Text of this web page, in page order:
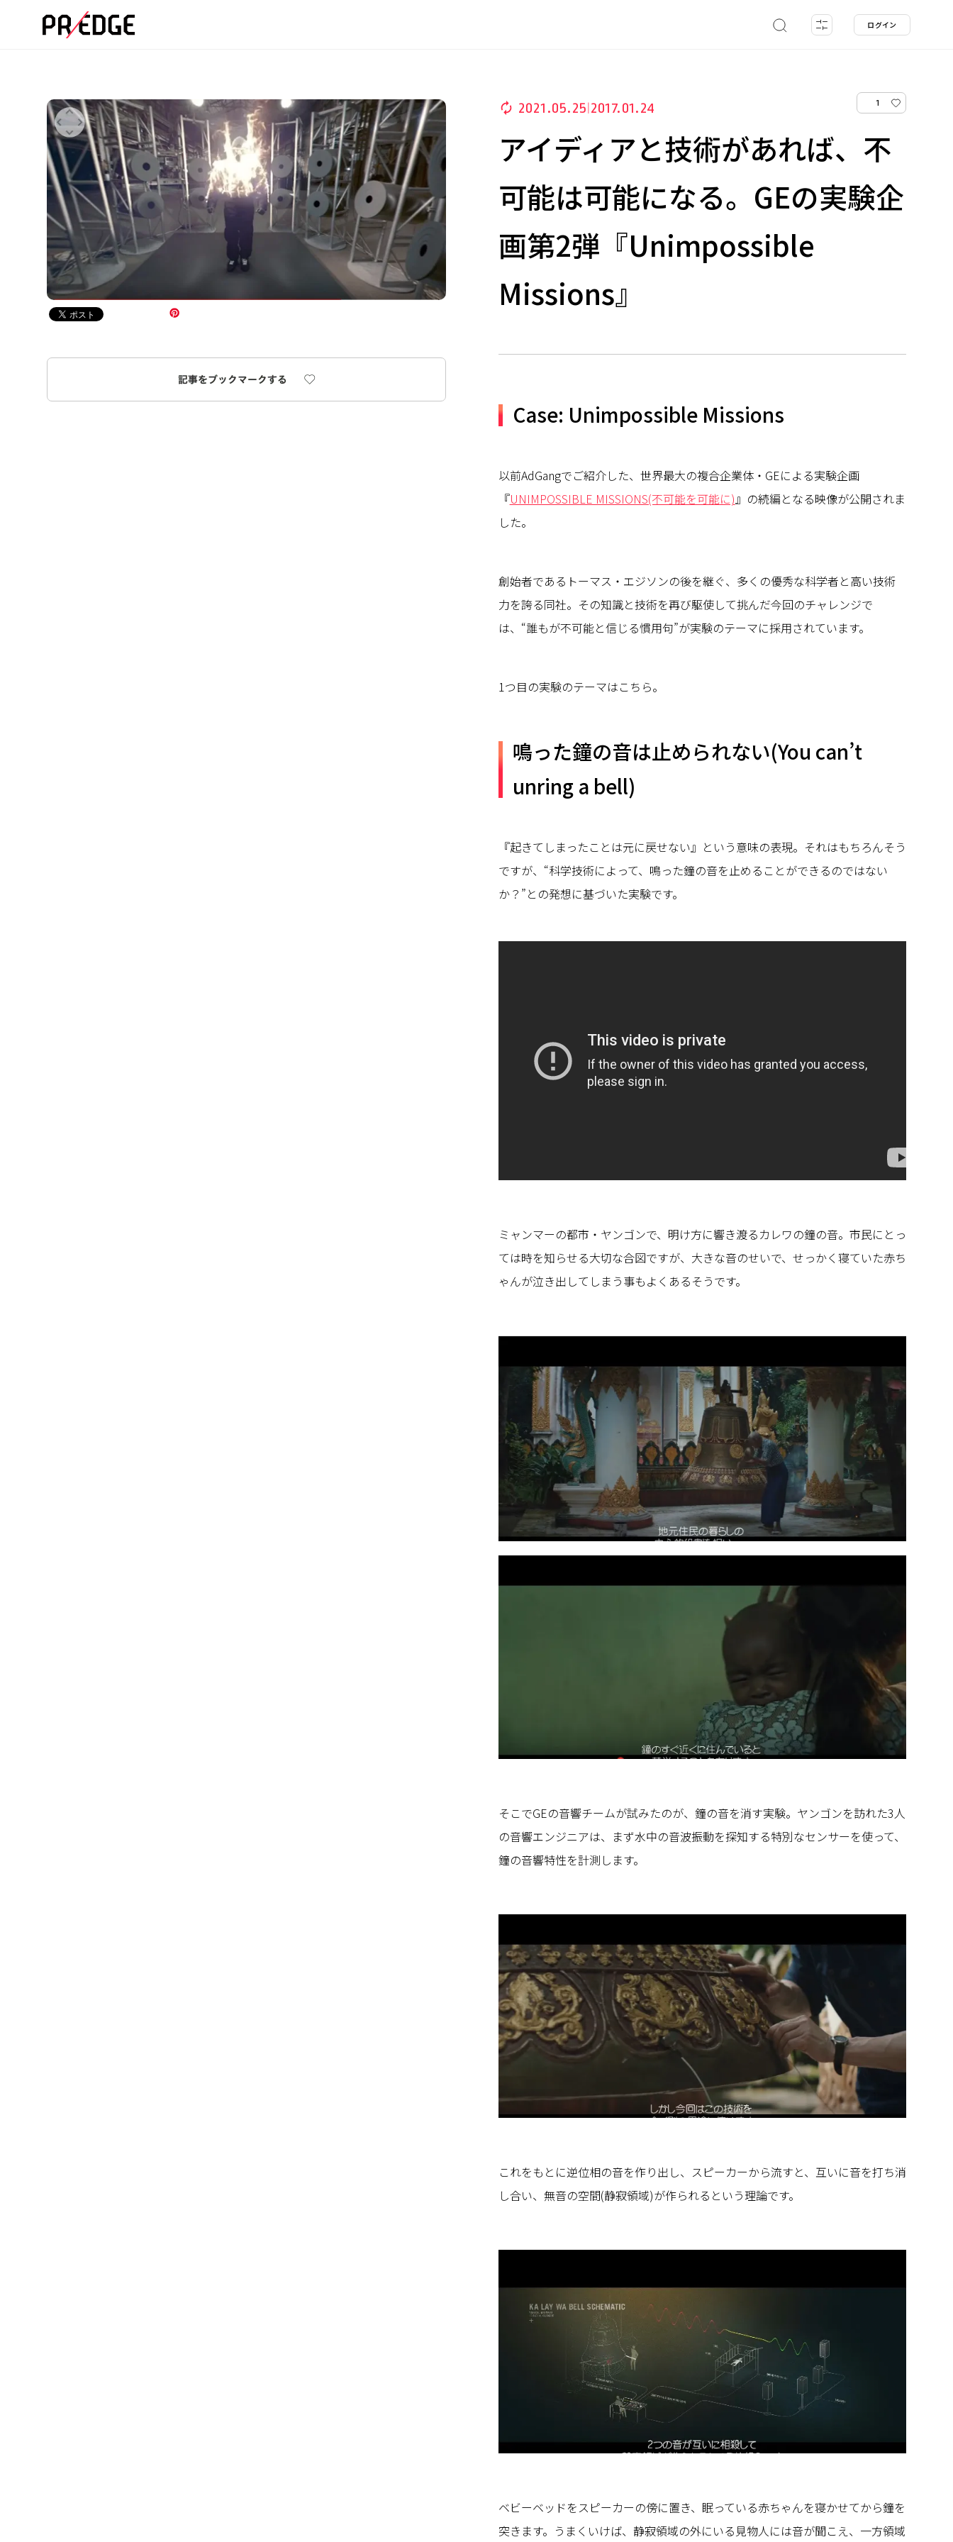
ログイン
2021.05.25 2017.01.24 1
アイディアと技術があれば、不
可能は可能になる。GEの実験企
画第2弾『Unimpossible
Missions』
Case: Unimpossible Missions
以前AdGangでご紹介した、世界最大の複合企業体・GEによる実験企画
『UNIMPOSSIBLE MISSIONS(不可能を可能に)』の続編となる映像が公開されま
した。
創始者であるトーマス・エジソンの後を継ぐ、多くの優秀な科学者と高い技術
力を誇る同社。その知識と技術を再び駆使して挑んだ今回のチャレンジで
は、“誰もが不可能と信じる慣用句”が実験のテーマに採用されています。
1つ目の実験のテーマはこちら。
鳴った鐘の音は止められない(You can’t
unring a bell)
『起きてしまったことは元に戻せない』という意味の表現。それはもちろんそう
ですが、“科学技術によって、鳴った鐘の音を止めることができるのではない
か？”との発想に基づいた実験です。
ミャンマーの都市・ヤンゴンで、明け方に響き渡るカレワの鐘の音。市民にとっ
ては時を知らせる大切な合図ですが、大きな音のせいで、せっかく寝ていた赤ち
ゃんが泣き出してしまう事もよくあるそうです。
そこでGEの音響チームが試みたのが、鐘の音を消す実験。ヤンゴンを訪れた3人
の音響エンジニアは、まず水中の音波振動を探知する特別なセンサーを使って、
鐘の音響特性を計測します。
これをもとに逆位相の音を作り出し、スピーカーから流すと、互いに音を打ち消
し合い、無音の空間(静寂領域)が作られるという理論です。
ベビーベッドをスピーカーの傍に置き、眠っている赤ちゃんを寝かせてから鐘を
突きます。うまくいけば、静寂領域の外にいる見物人には音が聞こえ、一方領域